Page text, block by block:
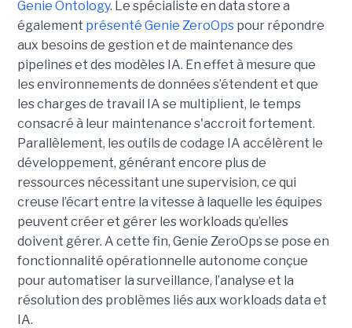
Genie Ontology. Le spécialiste en data store a
également présenté Genie ZeroOpspour répondre
aux besoins de gestion et de maintenance des
pipelines et des modèles IA. En effet à mesure que
les environnements de données s’étendent et que
les charges de travail IA se multiplient, le temps
consacré à leur maintenance s'accroit fortement.
Parallèlement, les outils de codage IA accélèrent le
développement, générant encore plus de
ressources nécessitant une supervision, ce qui
creuse l’écart entre la vitesse à laquelle les équipes
peuvent créer et gérer les workloads qu’elles
doivent gérer. A cette fin, Genie ZeroOps se pose en
fonctionnalité opérationnelle autonome conçue
pour automatiser la surveillance, l’analyse et la
résolution des problèmes liés aux workloads data et
IA.